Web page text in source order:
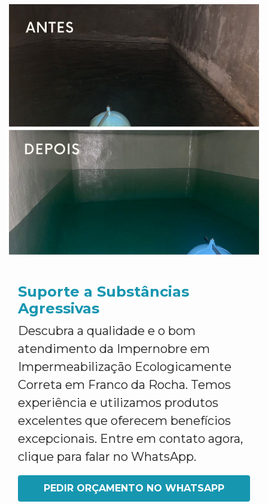
Suporte a Substâncias
Agressivas
Descubra a qualidade e o bom
atendimento da Impernobre em
Impermeabilização Ecologicamente
Correta em Franco da Rocha. Temos
experiência e utilizamos produtos
excelentes que oferecem benefícios
excepcionais. Entre em contato agora,
clique para falar no WhatsApp.
PEDIR ORÇAMENTO NO WHATSAPP